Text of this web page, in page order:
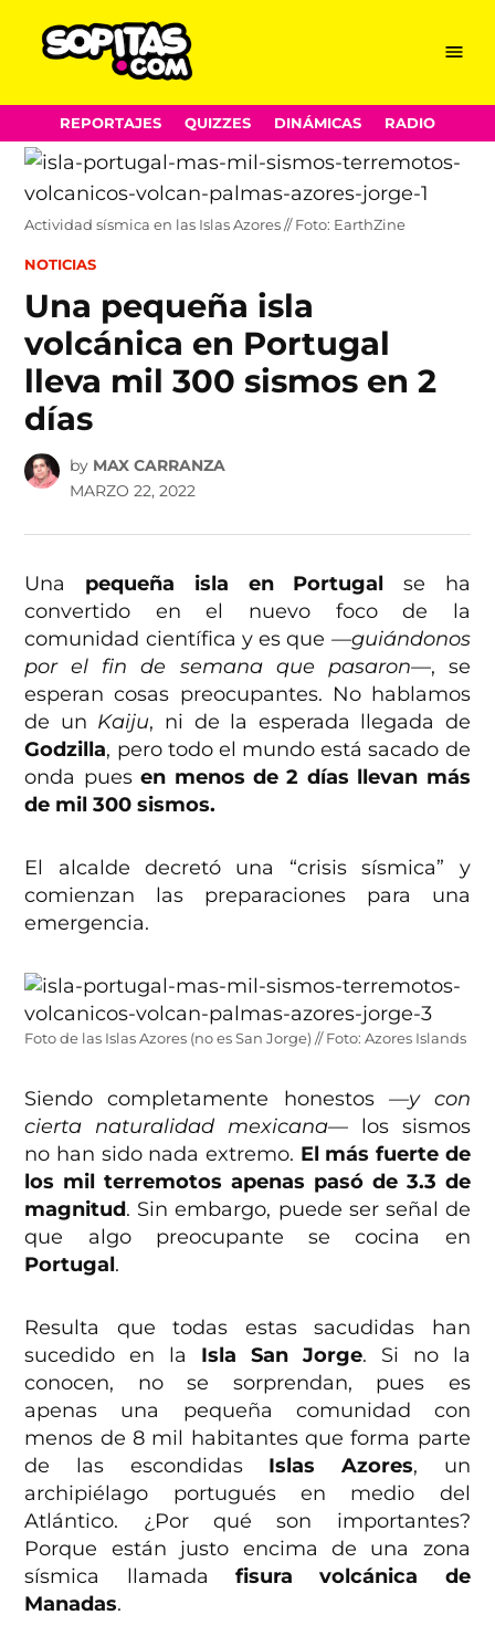
Skip
to
content
Menu
REPORTAJES QUIZZES DINÁMICAS RADIO
Actividad sísmica en las Islas Azores // Foto: EarthZine
POSTED
NOTICIAS
Una pequeña isla
volcánica en Portugal
lleva mil 300 sismos en 2
días
by MAX CARRANZA
MARZO 22, 2022
Una pequeña isla en Portugal se ha
convertido en el nuevo foco de la
comunidad científica y es que —guiándonos
por el fin de semana que pasaron—, se
esperan cosas preocupantes. No hablamos
de un Kaiju, ni de la esperada llegada de
Godzilla, pero todo el mundo está sacado de
onda puesen menos de 2 días llevan más
de mil 300 sismos.
El alcalde decretó una “crisis sísmica” y
comienzan las preparaciones para una
emergencia.
Foto de las Islas Azores (no es San Jorge) // Foto: Azores Islands
Siendo completamente honestos —y con
cierta naturalidad mexicana— los sismos
no han sido nada extremo. El más fuerte de
los mil terremotos apenas pasó de 3.3 de
magnitud. Sin embargo, puede ser señal de
que algo preocupante se cocina en
Portugal.
Resulta que todas estas sacudidas han
sucedido en la
Isla San Jorge. Si no la
conocen, no se sorprendan, pues es
apenas una pequeña comunidad con
menos de 8 mil habitantes que forma parte
de las escondidas Islas Azores, un
archipiélago portugués en medio del
Atlántico. ¿Por qué son importantes?
Porque están justo encima de una zona
sísmica llamada fisura volcánica de
Manadas.